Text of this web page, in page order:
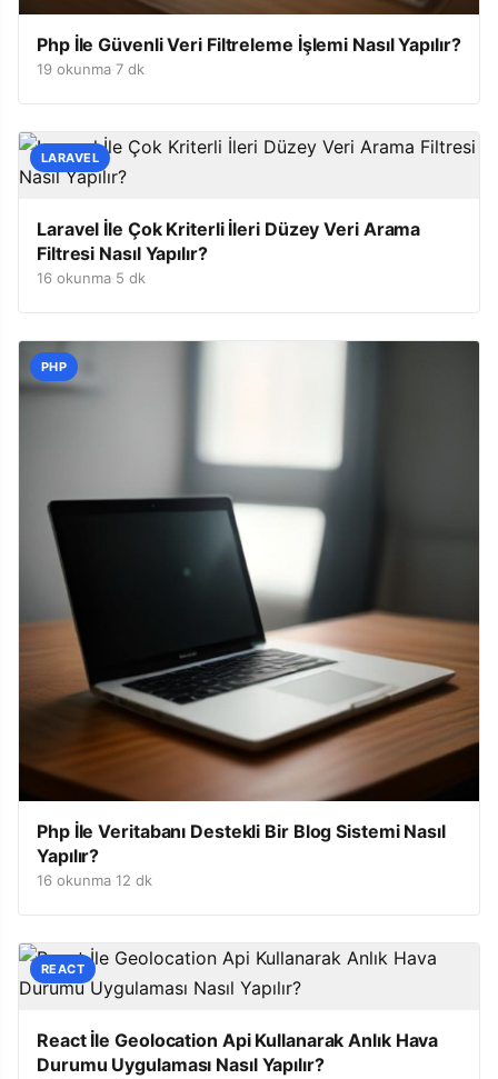
Php İle Güvenli Veri Filtreleme İşlemi Nasıl Yapılır?
19 okunma 7 dk
LARAVEL
Laravel İle Çok Kriterli İleri Düzey Veri Arama
Filtresi Nasıl Yapılır?
16 okunma 5 dk
PHP
Php İle Veritabanı Destekli Bir Blog Sistemi Nasıl
Yapılır?
16 okunma 12 dk
REACT
React İle Geolocation Api Kullanarak Anlık Hava
Durumu Uygulaması Nasıl Yapılır?